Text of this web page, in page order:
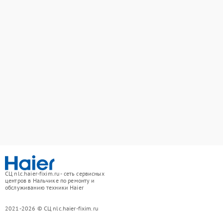
СЦ nlc.haier-fixim.ru - сеть сервисных
центров в Нальчике по ремонту и
обслуживанию техники Haier
2021-2026 © СЦ nlc.haier-fixim.ru